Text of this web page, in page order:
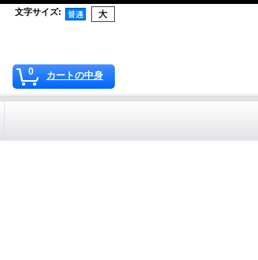
文字サイズ:
0 カートの中身